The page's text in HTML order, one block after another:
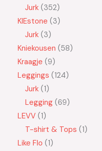
Jurk 352
KIEstone 3
Jurk 3
Kniekousen 58
Kraagje 9
Leggings 124
Jurk 1
Legging 69
LEVV 1
T-shirt & Tops 1
Like Flo 1